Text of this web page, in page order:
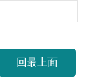
回最上面